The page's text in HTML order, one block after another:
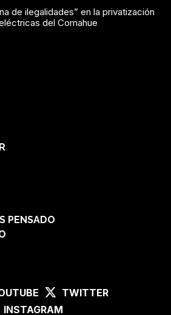
de ilegalidades” en la privatización
del Comahue
PENSADO
TWITTER
INSTAGRAM